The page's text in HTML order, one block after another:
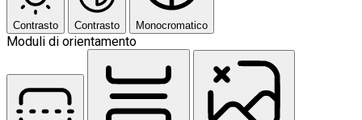
Contrasto Contrasto Monocromatico
Moduli di orientamento